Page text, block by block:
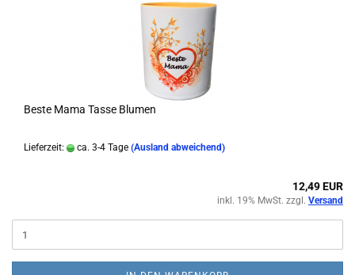
Beste Mama Tasse Blumen
Lieferzeit: ca. 3-4 Tage (Ausland abweichend)
12,49 EUR
inkl. 19% MwSt. zzgl. Versand